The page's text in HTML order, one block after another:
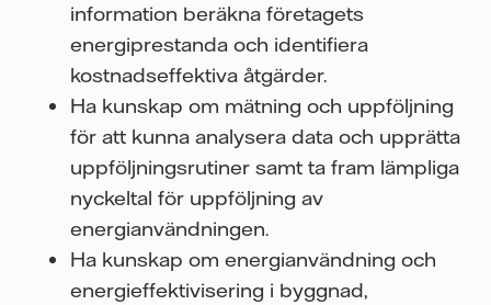
information beräkna företagets
energiprestanda och identifiera
kostnadseffektiva åtgärder.
Ha kunskap om mätning och uppföljning
för att kunna analysera data och upprätta
uppföljningsrutiner samt ta fram lämpliga
nyckeltal för uppföljning av
energianvändningen.
Ha kunskap om energianvändning och
energieffektivisering i byggnad,